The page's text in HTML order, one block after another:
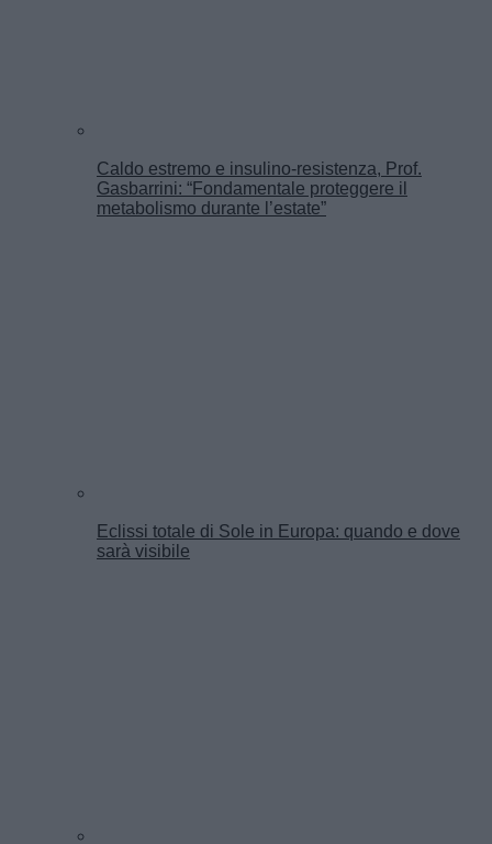
Caldo estremo e insulino-resistenza, Prof.
Gasbarrini: “Fondamentale proteggere il
metabolismo durante l’estate”
Eclissi totale di Sole in Europa: quando e dove
sarà visibile